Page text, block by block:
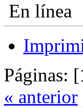
En línea
Páginas: [
« anterior